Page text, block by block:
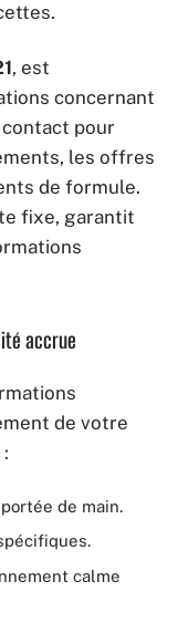
, est
concernant
pour
les offres
de formule.
fixe, garantit
accrue
de votre
de main.
calme